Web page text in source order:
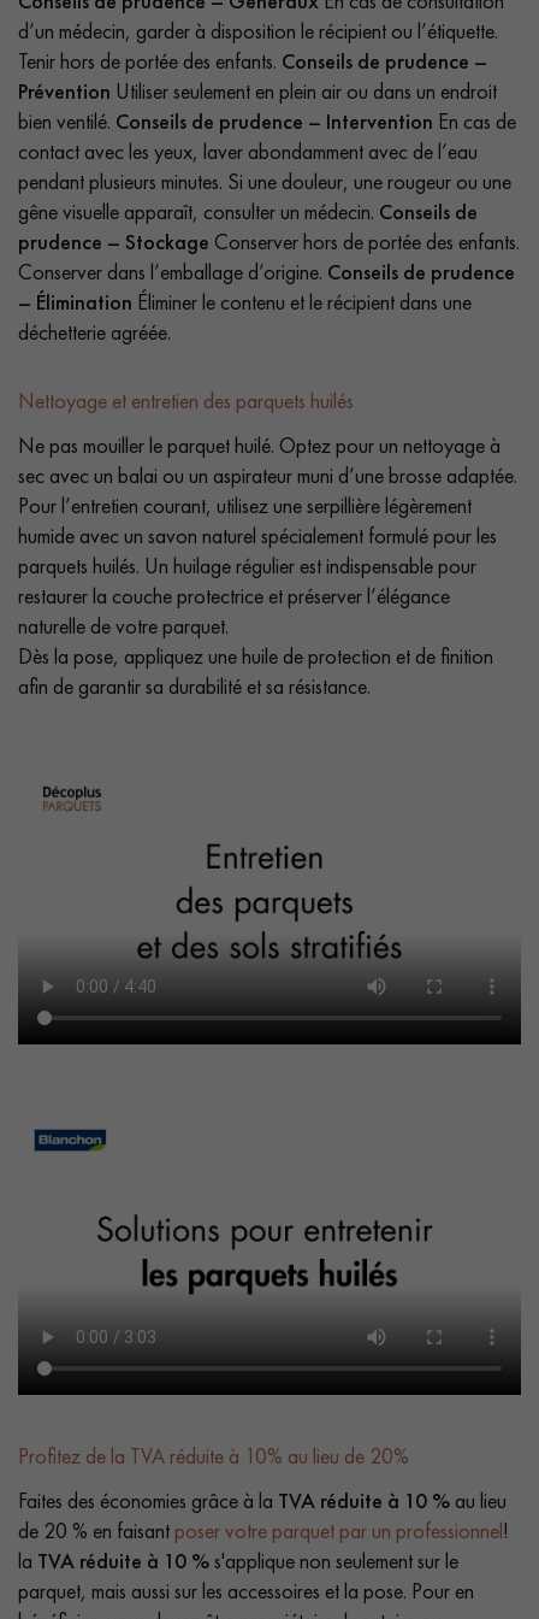
d’un médecin, garder à disposition le récipient ou l’étiquette.
Tenir hors de portée des enfants. Conseils de prudence –
Prévention Utiliser seulement en plein air ou dans un endroit
bien ventilé. Conseils de prudence – Intervention En cas de
contact avec les yeux, laver abondamment avec de l’eau
pendant plusieurs minutes. Si une douleur, une rougeur ou une
gêne visuelle apparaît, consulter un médecin. Conseils de
prudence – Stockage Conserver hors de portée des enfants.
Conserver dans l’emballage d’origine. Conseils de prudence
– Élimination Éliminer le contenu et le récipient dans une
déchetterie agréée.
Nettoyage et entretien des parquets huilés
Ne pas mouiller le parquet huilé. Optez pour un nettoyage à
sec avec un balai ou un aspirateur muni d’une brosse adaptée.
Pour l’entretien courant, utilisez une serpillière légèrement
humide avec un savon naturel spécialement formulé pour les
parquets huilés. Un huilage régulier est indispensable pour
restaurer la couche protectrice et préserver l’élégance
naturelle de votre parquet.
Dès la pose, appliquez une huile de protection et de finition
afin de garantir sa durabilité et sa résistance.
Profitez de la TVA réduite à 10% au lieu de 20%
Faites des économies grâce à la TVA réduite à 10 % au lieu
de 20 % en faisant poser votre parquet par un professionnel!
la TVA réduite à 10 %s'applique non seulement sur le
parquet, mais aussi sur les accessoires et la pose. Pour en